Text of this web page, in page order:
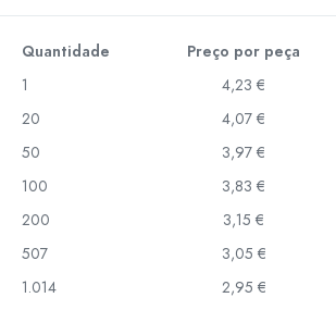
Quantidade Preço por peça
1
4,23 €
20
4,07 €
50
3,97 €
100
3,83 €
200
3,15 €
507
3,05 €
1.014
2,95 €